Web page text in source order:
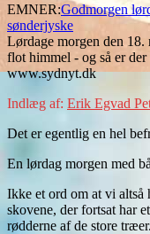
EMNER:Godmorgen
sønderjyske
Lørdage morgen den 18.
flot himmel - og så er
www.sydnyt.dk
Indlæg af: Erik Egvad
Det er egentlig en hel
En lørdag morgen med
Ikke et ord om at vi altså
skovene, der fortsat har
rødderne af de store træer.